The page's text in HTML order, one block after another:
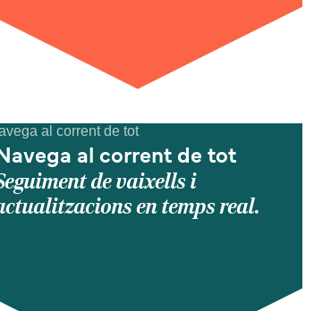
Navega al corrent de tot
de vaixells i
en temps real.